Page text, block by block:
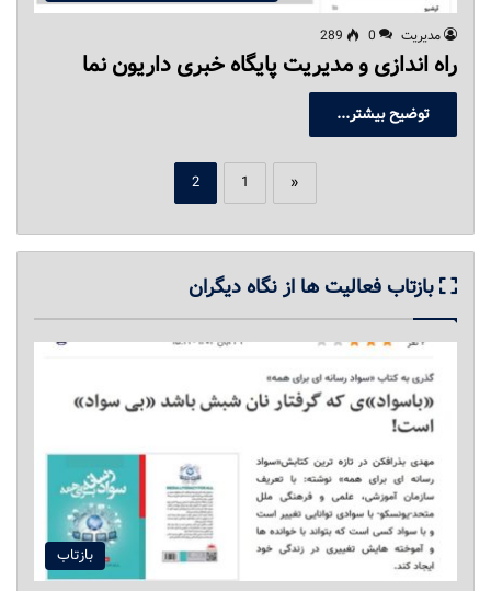
مدیریت 0
289
راه اندازی و مدیریت پایگاه خبری داریون نما
توضیح بیشتر...
«
1
2
بازتاب فعالیت ها از نگاه دیگران
بازتاب